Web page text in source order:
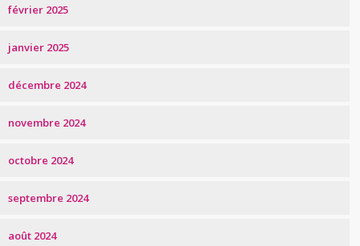
février 2025
janvier 2025
décembre 2024
novembre 2024
octobre 2024
septembre 2024
août 2024